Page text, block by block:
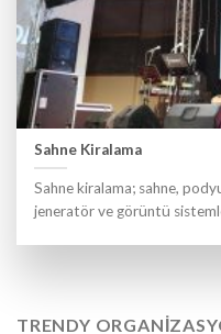
Sahne Kiralama
Sahne kiralama; sahne,
jeneratör ve görüntü
TRENDY